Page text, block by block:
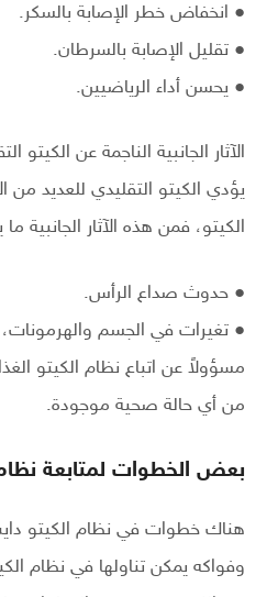
● انخفاض خطر الإصابة بالسكر.
● تقليل الإصابة بالسرطان.
● يحسن أداء الرياضيين.
الآثار الجانبية الناجمة عن الكيتو
يؤدي الكيتو التقليدي للعديد من
الكيتو، فمن هذه الآثار الجانبية ما
● حدوث صداع الرأس.
● تغيرات في الجسم
مسؤولاً عن اتباع نظام الكيتو
من أي حالة صحية موجودة.
بعض الخطوات لمتابعة
هناك خطوات في نظام الكيتو
وفواكه يمكن تناولها في نظام